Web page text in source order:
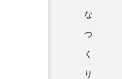
な
つ
く
り